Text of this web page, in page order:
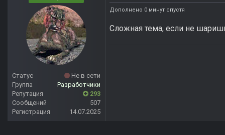
Статус
Не в сети
Группа
Разработчики
Репутация
293
Сообщений
507
Регистрация
14.07.2025
Дополнено 0 минут спустя
Сложная тема, если не